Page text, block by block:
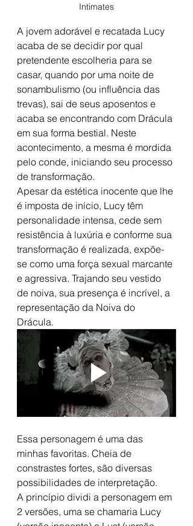
Intimates
A jovem adorável e recatada Lucy
acaba de se decidir por qual
pretendente escolheria para se
casar, quando por uma noite de
sonambulismo (ou influência das
trevas), sai de seus aposentos e
acaba se encontrando com Drácula
em sua forma bestial. Neste
acontecimento, a mesma é mordida
pelo conde, iniciando seu processo
de transformação.
Apesar da estética inocente que lhe
é imposta de início, Lucy têm
personalidade intensa, cede sem
resistência à luxúria e conforme sua
transformação é realizada, expõe-
se como uma força sexual marcante
e agressiva. Trajando seu vestido
de noiva, sua presença é incrível, a
representação da Noiva do
Drácula.
Essa personagem é uma das
minhas favoritas. Cheia de
constrastes fortes, são diversas
possibilidades de interpretação.
A princípio dividi a personagem em
2 versões, uma se chamaria Lucy